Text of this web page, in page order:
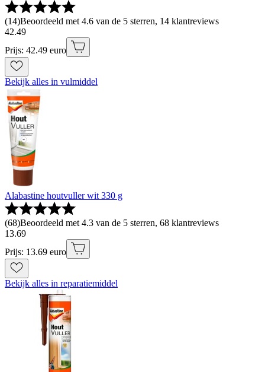
(14)Beoordeeld met 4.6 van de 5 sterren, 14 klantreviews
42.49
Prijs: 42.49 euro
Bekijk alles in vulmiddel
Alabastine houtvuller wit 330 g
(68)Beoordeeld met 4.3 van de 5 sterren, 68 klantreviews
13.69
Prijs: 13.69 euro
Bekijk alles in reparatiemiddel